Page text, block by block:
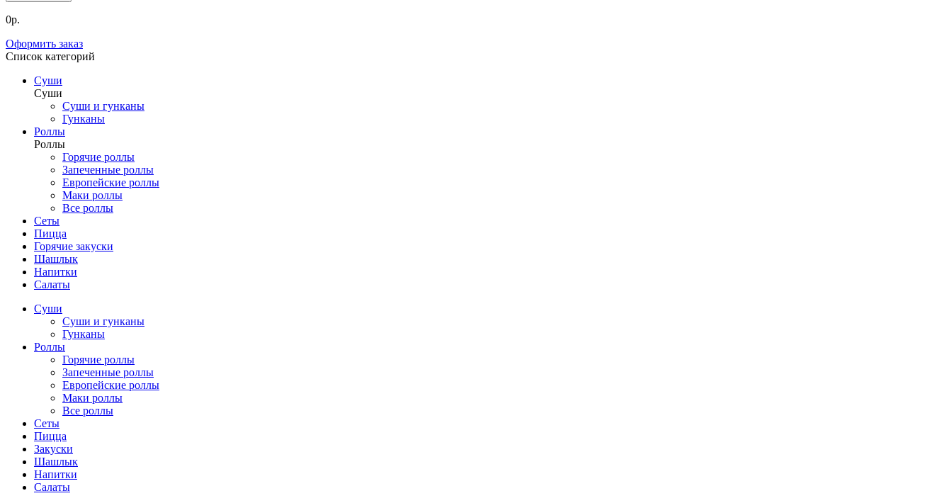
0р.
Оформить заказ
Список категорий
Суши
Суши
Суши и гунканы
Гунканы
Роллы
Роллы
Горячие роллы
Запеченные роллы
Европейские роллы
Маки роллы
Все роллы
Сеты
Пицца
Горячие закуски
Шашлык
Напитки
Салаты
Суши
Суши и гунканы
Гунканы
Роллы
Горячие роллы
Запеченные роллы
Европейские роллы
Маки роллы
Все роллы
Сеты
Пицца
Закуски
Шашлык
Напитки
Салаты